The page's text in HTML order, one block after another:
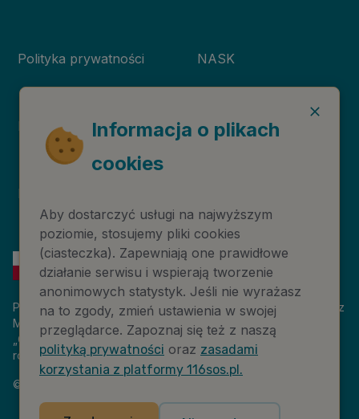
Polityka prywatności
Deklaracja dostępności
Prawa autorskie
NASK
Niebieska Linia
Platforma 116sos.pl jest finansowana z budżetu państwa, przez
Ministerstwo Cyfryzacji. Nazwa zadania publicznego:
„Człowiek w kryzysie – platforma wiedzy i komunikacji –
rozwój wsparcia”. Wartość projektu: 18 884 808,00 zł.
©
Informacja o plikach
cookies
Aby dostarczyć usługi na najwyższym
poziomie, stosujemy pliki cookies
(ciasteczka). Zapewniają one prawidłowe
działanie serwisu i wspierają tworzenie
anonimowych statystyk. Jeśli nie wyrażasz
na to zgody, zmień ustawienia w swojej
przeglądarce. Zapoznaj się też z naszą
polityką prywatności oraz zasadami
korzystania z platformy 116sos.pl.